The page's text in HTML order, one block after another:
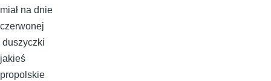
miał na dnie
czerwonej
duszyczki
jakieś
propolskie